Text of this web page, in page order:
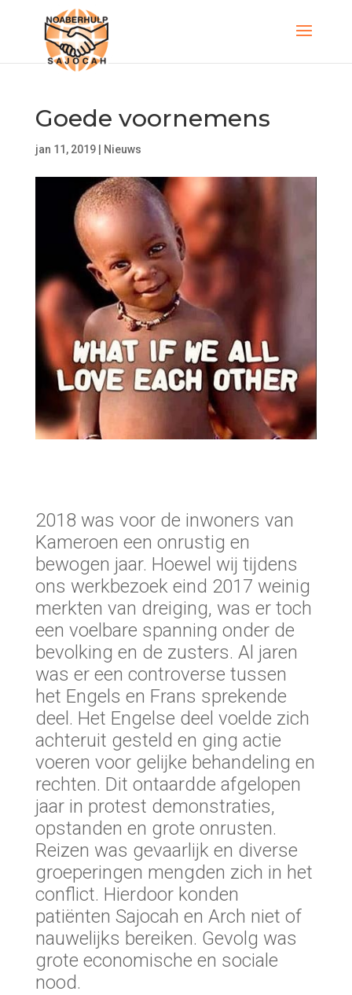
Goede voornemens
jan 11, 2019| Nieuws
2018 was voor de inwoners van
Kameroen een onrustig en
bewogen jaar. Hoewel wij tijdens
ons werkbezoek eind 2017 weinig
merkten van dreiging, was er toch
een voelbare spanning onder de
bevolking en de zusters. Al jaren
was er een controverse tussen
het Engels en Frans sprekende
deel. Het Engelse deel voelde zich
achteruit gesteld en ging actie
voeren voor gelijke behandeling en
rechten. Dit ontaardde afgelopen
jaar in protest demonstraties,
opstanden en grote onrusten.
Reizen was gevaarlijk en diverse
groeperingen mengden zich in het
conflict. Hierdoor konden
patiënten Sajocah en Arch niet of
nauwelijks bereiken. Gevolg was
grote economische en sociale
nood.